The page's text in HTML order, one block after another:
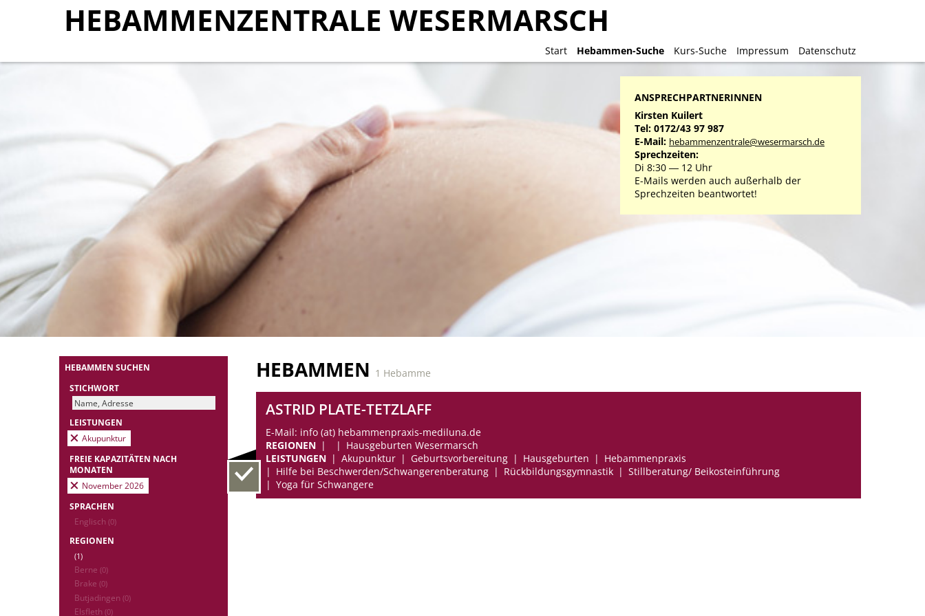
HEBAMMENZENTRALE WESERMARSCH
Start Hebammen-Suche Kurs-Suche Impressum Datenschutz
HEBAMMENZENTRALE WESERMARSCH
Start Hebammen-Suche Kurs-Suche Impressum Datenschutz
ANSPRECHPARTNERINNEN
Kirsten Kuilert
Tel: 0172/43 97 987
E-Mail: hebammenzentrale@wesermarsch.de
Sprechzeiten:
Di 8:30 ― 12 Uhr
E-Mails werden auch außerhalb der
Sprechzeiten beantwortet!
HEBAMMEN SUCHEN
STICHWORT
LEISTUNGEN
Akupunktur
FREIE KAPAZITÄTEN NACH
MONATEN
November 2026
SPRACHEN
Englisch (0)
REGIONEN
(1)
Berne (0)
Brake (0)
Butjadingen (0)
Elsfleth (0)
HEBAMMEN 1 Hebamme
ASTRID PLATE-TETZLAFF
E-Mail: info (at) hebammenpraxis-mediluna.de
REGIONEN
Hausgeburten Wesermarsch
LEISTUNGEN
Akupunktur Geburtsvorbereitung Hausgeburten
Hebammenpraxis
Hilfe bei Beschwerden/Schwangerenberatung
Rückbildungsgymnastik
Stillberatung/ Beikosteinführung
Yoga für Schwangere